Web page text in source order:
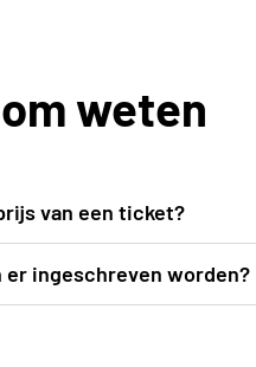
weten
van een ticket?
prijs bedraagt 40 EUR
én het
er ingeschreven worden?